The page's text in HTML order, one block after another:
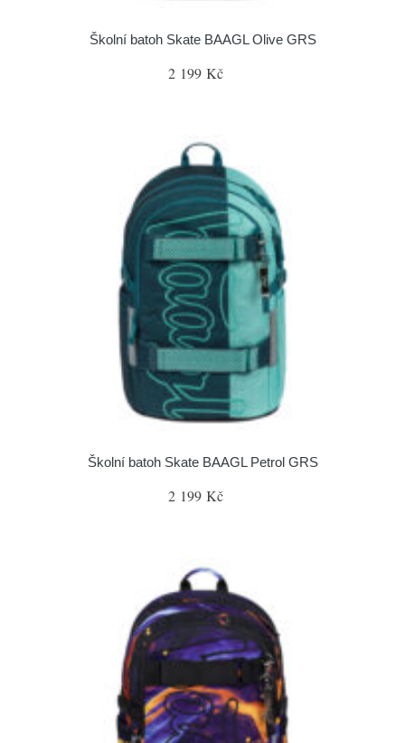
Školní batoh Skate BAAGL Olive GRS
2 199 Kč
Školní batoh Skate BAAGL Petrol GRS
2 199 Kč